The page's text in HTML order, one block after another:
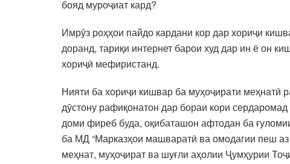
бояд муроҷиат кард?
Имрӯз роҳҳои пайдо кардани кор дар хориҷи
доранд, тариқи интернет барои худ дар ин ё он
хориҷӣ мефиристанд.
Нияти ба хориҷи кишвар ба муҳоҷирати
дӯстону рафиқонатон дар бораи кори
доми фиреб буда, оқибаташон афтодан ба
ба МД “Марказҳои машваратӣ ва омодагии пеш
меҳнат, муҳоҷират ва шуғли аҳолии Ҷумҳурии